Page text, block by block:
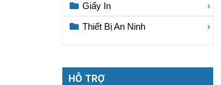
Giấy In
Thiết Bị An Ninh
HỖ TRỢ